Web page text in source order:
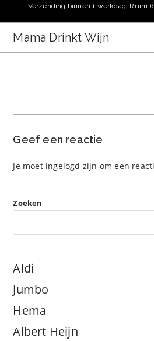
naar
inhoud
Verzending binnen 1 werkdag. Ruim
Mama Drinkt Wijn
Geef een reactie
Je moet ingelogd zijn om een
Zoeken
Aldi
Jumbo
Hema
Albert Heijn